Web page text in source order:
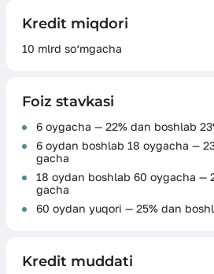
Kredit miqdori
10 mlrd so‘mgacha
Foiz stavkasi
6 oygacha — 22% dan boshlab
6 oydan boshlab 18 oygacha —
gacha
18 oydan boshlab 60 oygacha —
gacha
60 oydan yuqori — 25% dan
Kredit muddati